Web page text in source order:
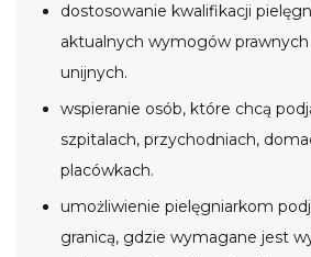
dostosowanie kwalifikacji
aktualnych wymogów
unijnych.
wspieranie osób, które chcą
szpitalach, przychodniach,
placówkach.
umożliwienie pielęgniarkom
granicą, gdzie wymagane jest